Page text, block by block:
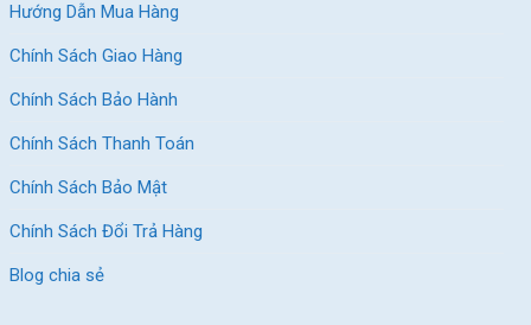
Hướng Dẫn Mua Hàng
Chính Sách Giao Hàng
Chính Sách Bảo Hành
Chính Sách Thanh Toán
Chính Sách Bảo Mật
Chính Sách Đổi Trả Hàng
Blog chia sẻ